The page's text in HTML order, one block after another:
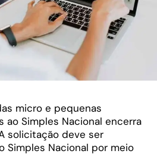
micro e pequenas
ao Simples Nacional encerra
solicitação deve ser
Simples Nacional por meio